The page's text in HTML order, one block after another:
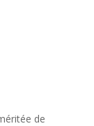
de